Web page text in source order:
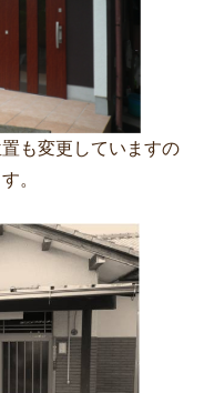
も変更していますの
。